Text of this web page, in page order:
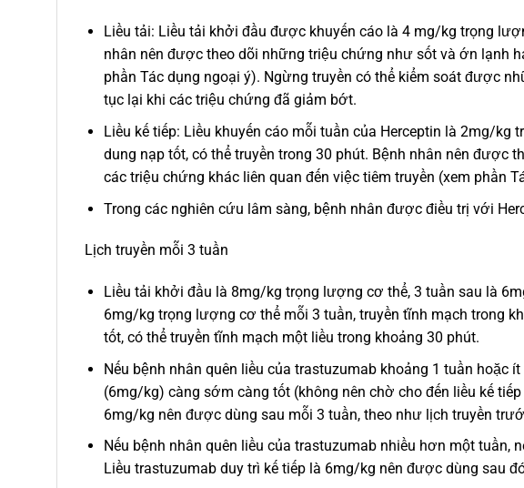
Liều tải: Liều tải khởi đầu được khuyến cáo là 4 mg/kg trọng
nhân nên được theo dõi những triệu chứng như sốt và ớn lạnh
phần Tác dụng ngoại ý). Ngừng truyền có thể kiểm soát được
tục lại khi các triệu chứng đã giảm bớt.
Liều kế tiếp: Liều khuyến cáo mỗi tuần của Herceptin là 2mg/
dung nạp tốt, có thể truyền trong 30 phút. Bệnh nhân nên được
các triệu chứng khác liên quan đến việc tiêm truyền (xem phần
Trong các nghiên cứu lâm sàng, bệnh nhân được điều trị với
Lịch truyền mỗi 3 tuần
Liều tải khởi đầu là 8mg/kg trọng lượng cơ thể, 3 tuần sau là
6mg/kg trọng lượng cơ thể mỗi 3 tuần, truyền tĩnh mạch trong
tốt, có thể truyền tĩnh mạch một liều trong khoảng 30 phút.
Nếu bệnh nhân quên liều của trastuzumab khoảng 1 tuần hoặc
(6mg/kg) càng sớm càng tốt (không nên chờ cho đến liều kế
6mg/kg nên được dùng sau mỗi 3 tuần, theo như lịch truyền
Nếu bệnh nhân quên liều của trastuzumab nhiều hơn một tuần,
Liều trastuzumab duy trì kế tiếp là 6mg/kg nên được dùng sau